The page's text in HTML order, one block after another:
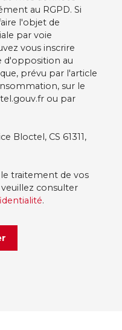
au RGPD. Si
l'objet de
par voie
vous inscrire
d'opposition au
prévu par l'article
sur le
ou par
Bloctel, CS 61311,
traitement de vos
consulter
.